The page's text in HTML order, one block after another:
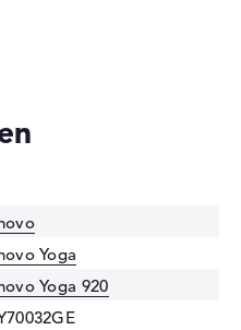
Yoga
Yoga 920